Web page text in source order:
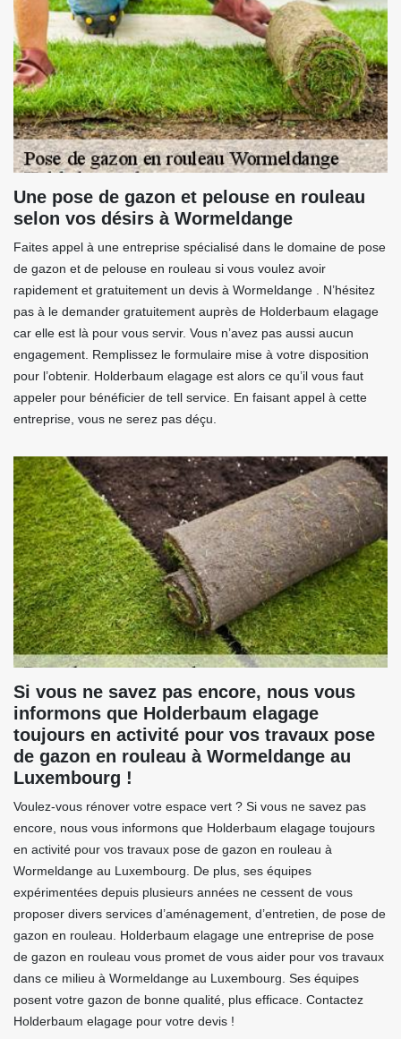
Une pose de gazon et pelouse en rouleau
selon vos désirs à Wormeldange
Faites appel à une entreprise spécialisé dans le domaine de pose
de gazon et de pelouse en rouleau si vous voulez avoir
rapidement et gratuitement un devis à Wormeldange . N’hésitez
pas à le demander gratuitement auprès de Holderbaum elagage
car elle est là pour vous servir. Vous n’avez pas aussi aucun
engagement. Remplissez le formulaire mise à votre disposition
pour l’obtenir. Holderbaum elagage est alors ce qu’il vous faut
appeler pour bénéficier de tell service. En faisant appel à cette
entreprise, vous ne serez pas déçu.
Si vous ne savez pas encore, nous vous
informons que Holderbaum elagage
toujours en activité pour vos travaux pose
de gazon en rouleau à Wormeldange au
Luxembourg !
Voulez-vous rénover votre espace vert ? Si vous ne savez pas
encore, nous vous informons que Holderbaum elagage toujours
en activité pour vos travaux pose de gazon en rouleau à
Wormeldange au Luxembourg. De plus, ses équipes
expérimentées depuis plusieurs années ne cessent de vous
proposer divers services d’aménagement, d’entretien, de pose de
gazon en rouleau. Holderbaum elagage une entreprise de pose
de gazon en rouleau vous promet de vous aider pour vos travaux
dans ce milieu à Wormeldange au Luxembourg. Ses équipes
posent votre gazon de bonne qualité, plus efficace. Contactez
Holderbaum elagage pour votre devis !